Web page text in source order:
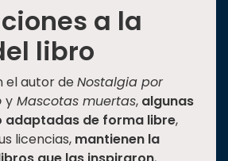
a la
libro
el autor deNostalgia por
y Mascotas muertas, algunas
adaptadas de forma libre,
licencias, mantienen la